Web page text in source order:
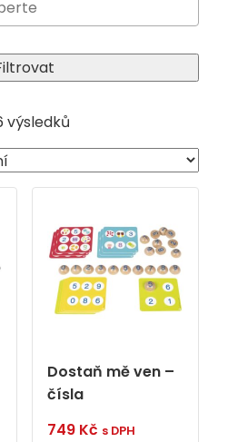
výsledků
Dostaň mě ven –
čísla
749 Kč s DPH